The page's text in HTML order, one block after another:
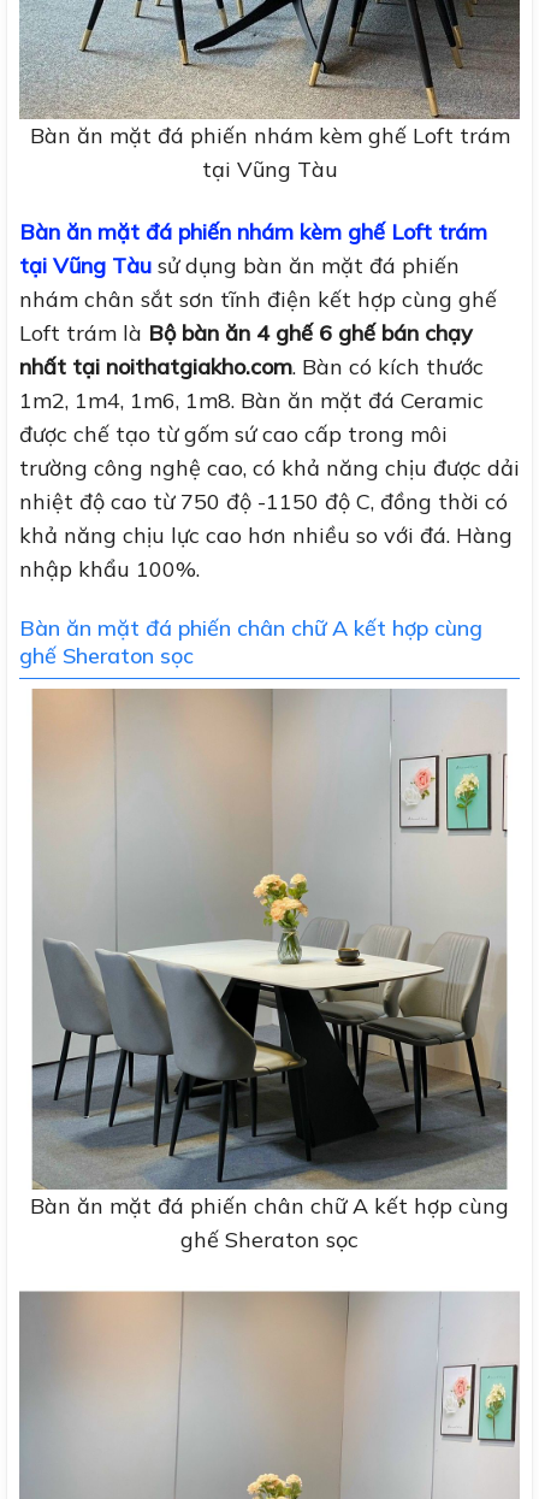
Bàn ăn mặt đá phiến nhám kèm ghế Loft trám
tại Vũng Tàu
Bàn ăn mặt đá phiến nhám kèm ghế Loft trám
tại Vũng Tàu sử dụng bàn ăn mặt đá phiến
nhám chân sắt sơn tĩnh điện kết hợp cùng ghế
Loft trám là Bộ bàn ăn 4 ghế 6 ghế bán chạy
nhất tại noithatgiakho.com. Bàn có kích thước
1m2, 1m4, 1m6, 1m8. Bàn ăn mặt đá Ceramic
được chế tạo từ gốm sứ cao cấp trong môi
trường công nghệ cao, có khả năng chịu được dải
nhiệt độ cao từ 750 độ -1150 độ C, đồng thời có
khả năng chịu lực cao hơn nhiều so với đá. Hàng
nhập khẩu 100%.
Bàn ăn mặt đá phiến chân chữ A kết hợp cùng
ghế Sheraton sọc
Bàn ăn mặt đá phiến chân chữ A kết hợp cùng
ghế Sheraton sọc